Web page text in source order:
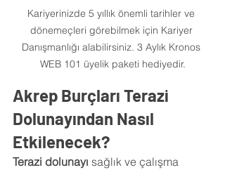
Kariyerinizde 5 yıllık önemli tarihler ve
dönemeçleri görebilmek için Kariyer
Danışmanlığı alabilirsiniz. 3 Aylık Kronos
WEB 101 üyelik paketi hediyedir.
Akrep Burçları Terazi
Dolunayından Nasıl
Etkilenecek?
Terazi dolunayı sağlık ve çalışma